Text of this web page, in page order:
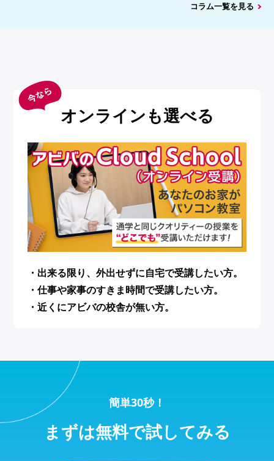
コラム一覧を見る
オンラインも選べる
・出来る限り、外出せずに自宅で受講したい方。
・仕事や家事のすきま時間で受講したい方。
・近くにアビバの校舎が無い方。
簡単30秒！
まずは無料で試してみる